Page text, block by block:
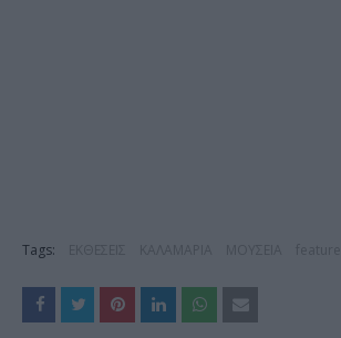
Tags: